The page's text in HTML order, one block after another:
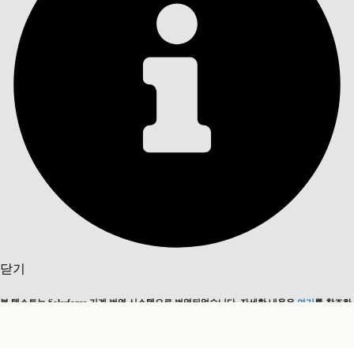
닫기
본 텍스트는 Salesforce 기계 번역 시스템으로 번역되었습니다. 자세한 내용은 여기를 참조하
목차